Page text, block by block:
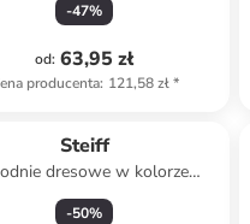
-47%
od: 63,95 zł
producenta: 121,58 zł*
Steiff
dresowe w kolorze
niebieskim
-50%